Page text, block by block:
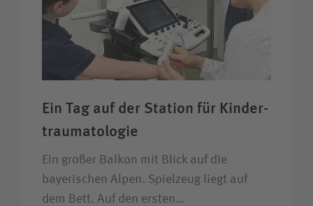
Ein Tag auf der Station für Kinder­
trauma­tologie
Ein großer Balkon mit Blick auf die
bayerischen Alpen. Spielzeug liegt auf
dem Bett. Auf den ersten…